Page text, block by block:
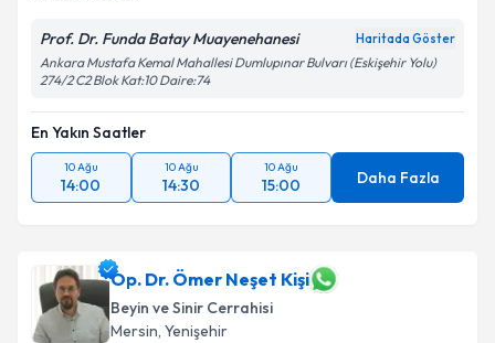
Prof. Dr. Funda Batay Muayenehanesi Haritada Göster
Ankara Mustafa Kemal Mahallesi Dumlupınar Bulvarı (Eskişehir Yolu)
274/2 C2 Blok Kat:10 Daire:74
En Yakın Saatler
10 Ağu
14:00
10 Ağu
14:30
10 Ağu
15:00 Daha Fazla
Op. Dr. Ömer Neşet Kişi
Beyin ve Sinir Cerrahisi
Mersin, Yenişehir